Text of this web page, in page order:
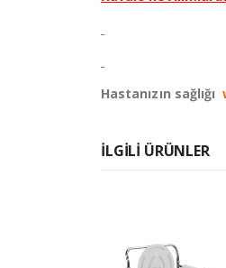
Hastanızın sağlığı
ILGILI ÜRÜNLER